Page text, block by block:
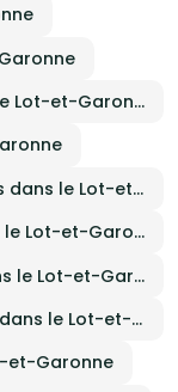
Traiteur vegetarien à domicile dans le Lot-et-Garonne
Traiteur cuisine barbecue et grillades dans le Lot-et-Garonne
Traiteur cuisine gastronomique dans le Lot-et-Garonne
Traiteur cuisine cuisine régionale dans le Lot-et-Garonne
Traiteur cuisine français traditionnel dans le Lot-et-Garonne
et-Garonne